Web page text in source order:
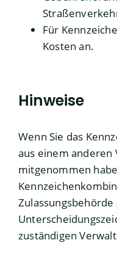
Für
Kosten an.
Hinweise
Wenn Sie das
aus einem anderen
mitgenommen
zuständigen